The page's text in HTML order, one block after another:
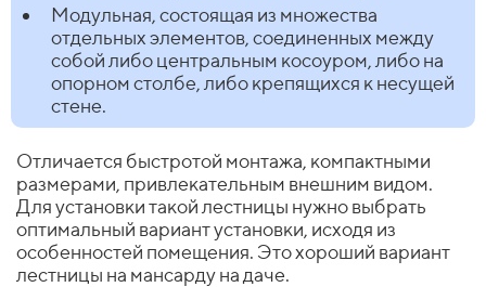
Модульная, состоящая из множества
отдельных элементов, соединенных между
собой либо центральным косоуром, либо на
опорном столбе, либо крепящихся к несущей
стене.
Отличается быстротой монтажа, компактными
размерами, привлекательным внешним видом.
Для установки такой лестницы нужно выбрать
оптимальный вариант установки, исходя из
особенностей помещения. Это хороший вариант
лестницы на мансарду на даче.